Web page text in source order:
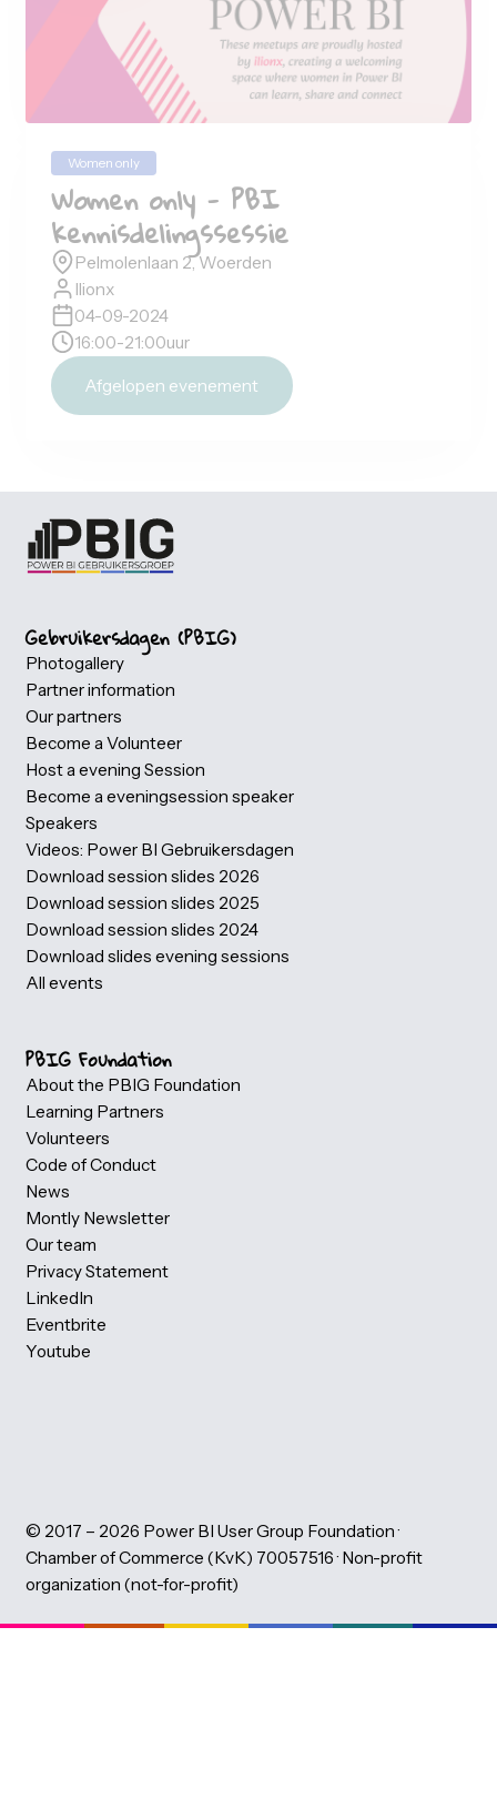
Ilionx
03-07-2025
15:30-20:00
Afgelopen evenement
4
sep
Women only - PBI
kennisdelingssessie
Pelmolenlaan 2, Woerden
Ilionx
04-09-2024
16:00-21:00uur
Afgelopen evenement
Gebruikersdagen (PBIG)
Photogallery
Partner information
Our partners
Become a Volunteer
Host a evening Session
Become a eveningsession speaker
Speakers
Videos: Power BI Gebruikersdagen
PBIG Foundation